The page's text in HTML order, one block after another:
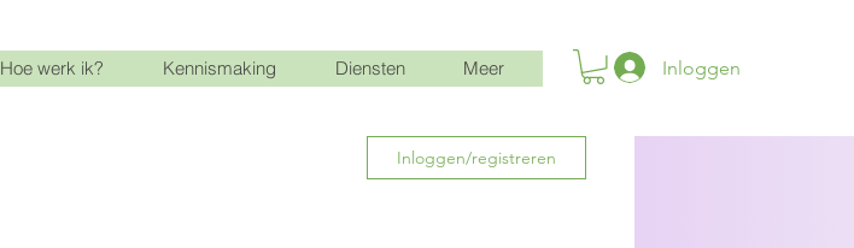
Hoe werk ik? Kennismaking Diensten Meer Inloggen
Inloggen/registreren